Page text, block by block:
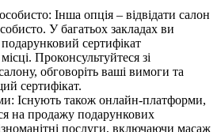
Інша опція – відвідати салон
У багатьох закладах ви
сертифікат
Проконсультуйтеся зі
обговоріть ваші вимоги та
сертифікат.
Існують також онлайн-платформи,
на продажу подарункових
послуги, включаючи масаж